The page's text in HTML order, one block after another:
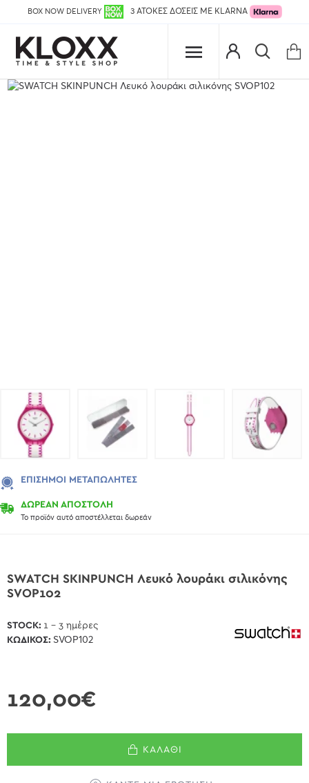
BOX NOW DELIVERY 3 ΑΤΟΚΕΣ ΔΟΣΕΙΣ ΜΕ KLARNA
ΔΩΡΕΑΝ ΑΠΟΣΤΟΛΗ
Το προϊόν αυτό αποστέλλεται δωρεάν
ΕΠΊΣΗΜΟΙ ΜΕΤΑΠΩΛΗΤΈΣ
SWATCH SKINPUNCH Λευκό λουράκι σιλικόνης
SVOP102
120,00€
STOCK: 1 - 3 ημέρες
ΚΩΔΙΚΌΣ: SVOP102
ΚΑΛΆΘΙ